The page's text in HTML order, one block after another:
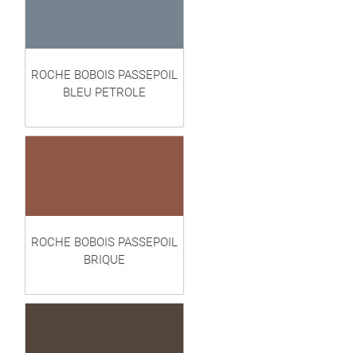
ROCHE BOBOIS PASSEPOIL
BLEU PETROLE
ROCHE BOBOIS PASSEPOIL
BRIQUE